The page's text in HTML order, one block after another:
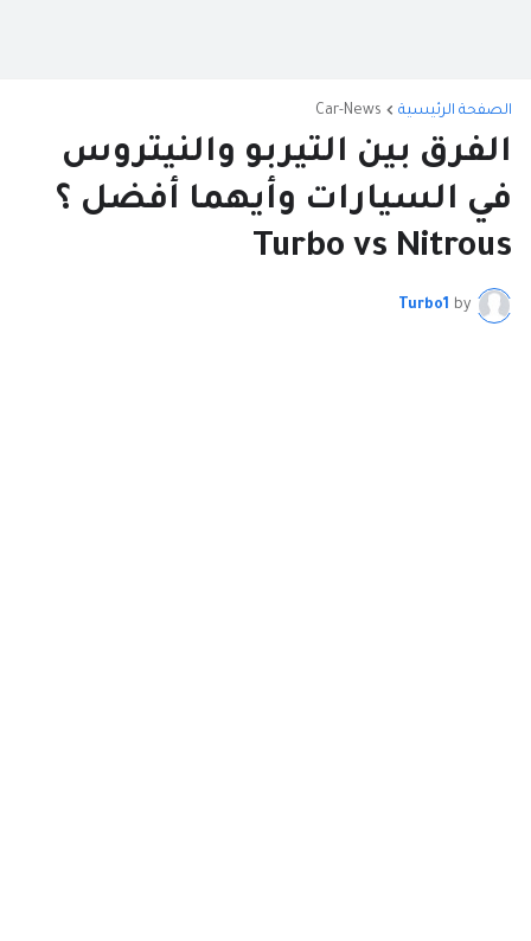
الصفحة الرئيسية Car-News
الفرق بين التيربو والنيتروس
في السيارات وأيهما أفضل ؟
Turbo vs Nitrous
by
Turbo1